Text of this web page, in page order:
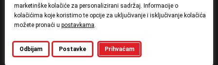
marketinške kolačiće za personalizirani sadržaj. Informacije o
kolačićima koje koristimo te opcije za uključivanje i isključivanje kolačića
možete pronaći u postavkama.
Prihvaćam
Odbijam Postavke